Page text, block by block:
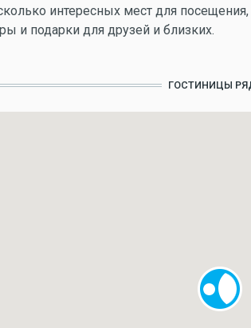
интересных мест для
и подарки для друзей и близких.
ГОСТИНИЦЫ